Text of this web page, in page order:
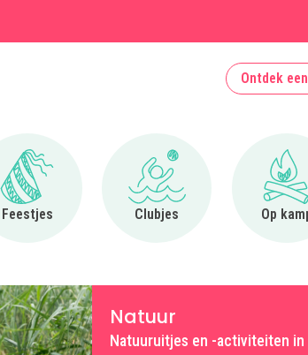
Ontdek
Feestjes
Ga naar Feestjes
Clubjes
Ga naar Clubjes
Op
Ga
Natuur
Natuuruitjes en -activiteiten in